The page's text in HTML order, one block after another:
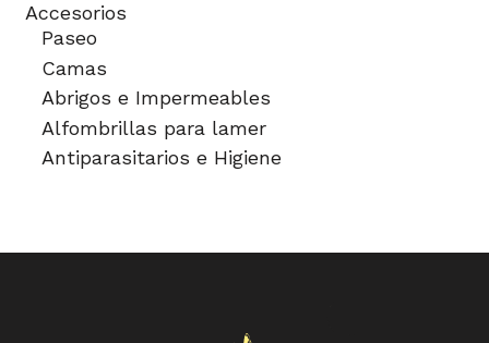
Accesorios
Paseo
Camas
Abrigos e Impermeables
Alfombrillas para lamer
Antiparasitarios e Higiene